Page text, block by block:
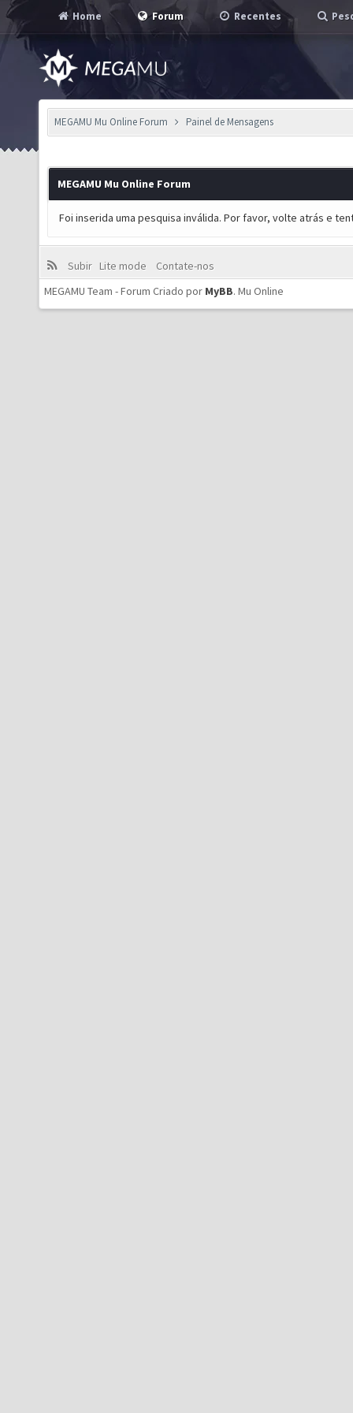
Home Forum Recentes
MEGAMU Mu Online Forum Painel de Mensagens
MEGAMU Mu Online Forum
Foi inserida uma pesquisa inválida. Por favor, volte atrás e
Subir Lite mode
Contate-nos
MEGAMU Team - Forum Criado por MyBB. Mu Online